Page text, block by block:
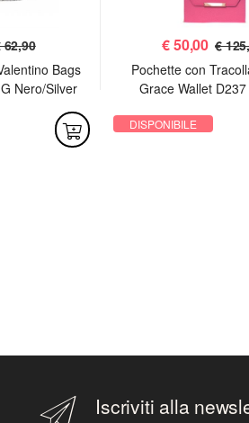
62,90
Bags
Nero/Silver
€50,00 €
Pochette con
Grace Wallet
DISPONIBILE
Iscriviti alla